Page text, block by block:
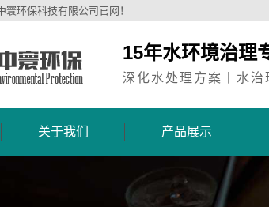
环保科技有限公司官网！
15年水环境治理
深化水处理方案丨水
关于我们 产品展示